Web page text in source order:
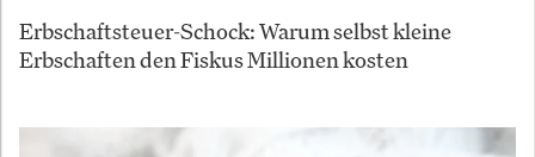
Erbschaftsteuer-Schock: Warum selbst kleine
Erbschaften den Fiskus Millionen kosten